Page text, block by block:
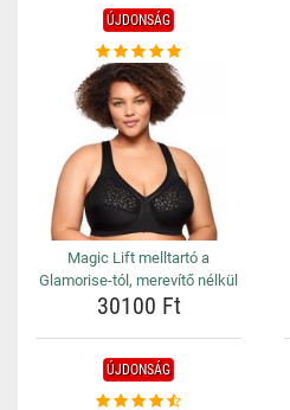
ÚJDONSÁG
Magic Lift melltartó a
Glamorise-tól, merevítő nélkül
30100 Ft
ÚJDONSÁG